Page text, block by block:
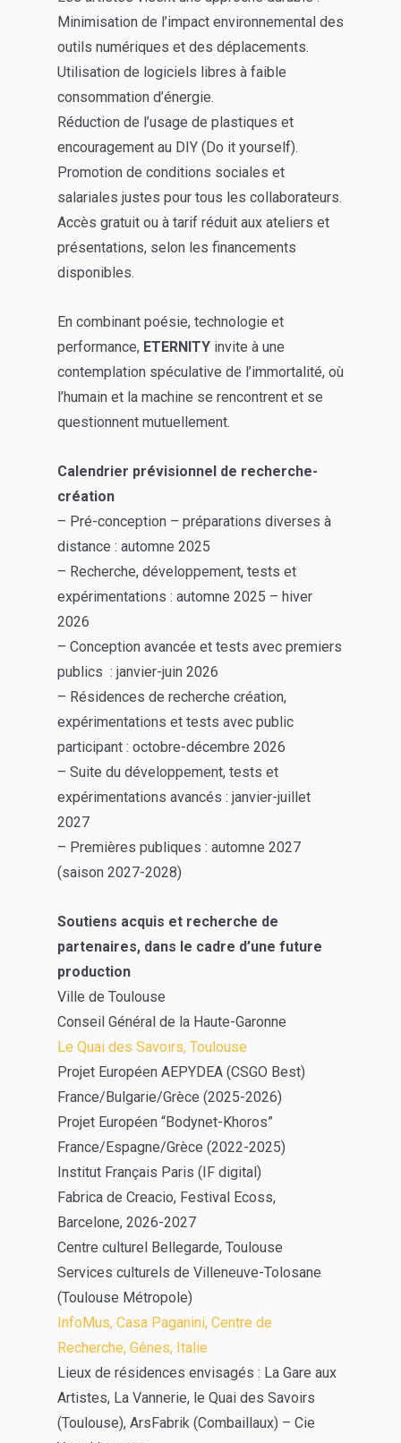
Minimisation de l’impact environnemental des
outils numériques et des déplacements.
Utilisation de logiciels libres à faible
consommation d’énergie.
Réduction de l’usage de plastiques et
encouragement au DIY (Do it yourself).
Promotion de conditions sociales et
salariales justes pour tous les collaborateurs.
Accès gratuit ou à tarif réduit aux ateliers et
présentations, selon les financements
disponibles.
En combinant poésie, technologie et
performance, ETERNITY invite à une
contemplation spéculative de l’immortalité, où
l’humain et la machine se rencontrent et se
questionnent mutuellement.
Calendrier prévisionnel de recherche-
création
– Pré-conception – préparations diverses à
distance : automne 2025
– Recherche, développement, tests et
expérimentations : automne 2025 – hiver
2026
– Conception avancée et tests avec premiers
publics : janvier-juin 2026
– Résidences de recherche création,
expérimentations et tests avec public
participant : octobre-décembre 2026
– Suite du développement, tests et
expérimentations avancés : janvier-juillet
2027
– Premières publiques : automne 2027
(saison 2027-2028)
Soutiens acquis et recherche de
partenaires, dans le cadre d’une future
production
Ville de Toulouse
Conseil Général de la Haute-Garonne
Le Quai des Savoirs, Toulouse
Projet Européen AEPYDEA (CSGO Best)
France/Bulgarie/Grèce (2025-2026)
Projet Européen “Bodynet-Khoros”
France/Espagne/Grèce (2022-2025)
Institut Français Paris (IF digital)
Fabrica de Creacio, Festival Ecoss,
Barcelone, 2026-2027
Centre culturel Bellegarde, Toulouse
Services culturels de Villeneuve-Tolosane
(Toulouse Métropole)
InfoMus, Casa Paganini, Centre de
Recherche, Gênes, Italie
Lieux de résidences envisagés : La Gare aux
Artistes, La Vannerie, le Quai des Savoirs
(Toulouse), ArsFabrik (Combaillaux) – Cie